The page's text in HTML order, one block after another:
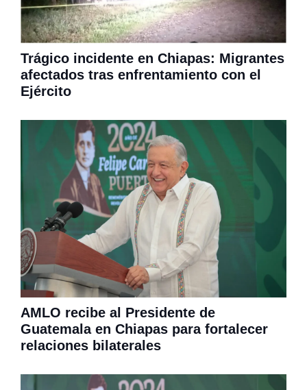
Trágico incidente en Chiapas: Migrantes
afectados tras enfrentamiento con el
Ejército
AMLO recibe al Presidente de
Guatemala en Chiapas para fortalecer
relaciones bilaterales